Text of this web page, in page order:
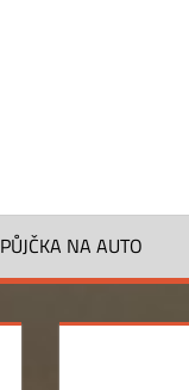
PŮJČKA NA AUTO